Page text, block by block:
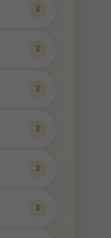
3
3
3
3
3
3